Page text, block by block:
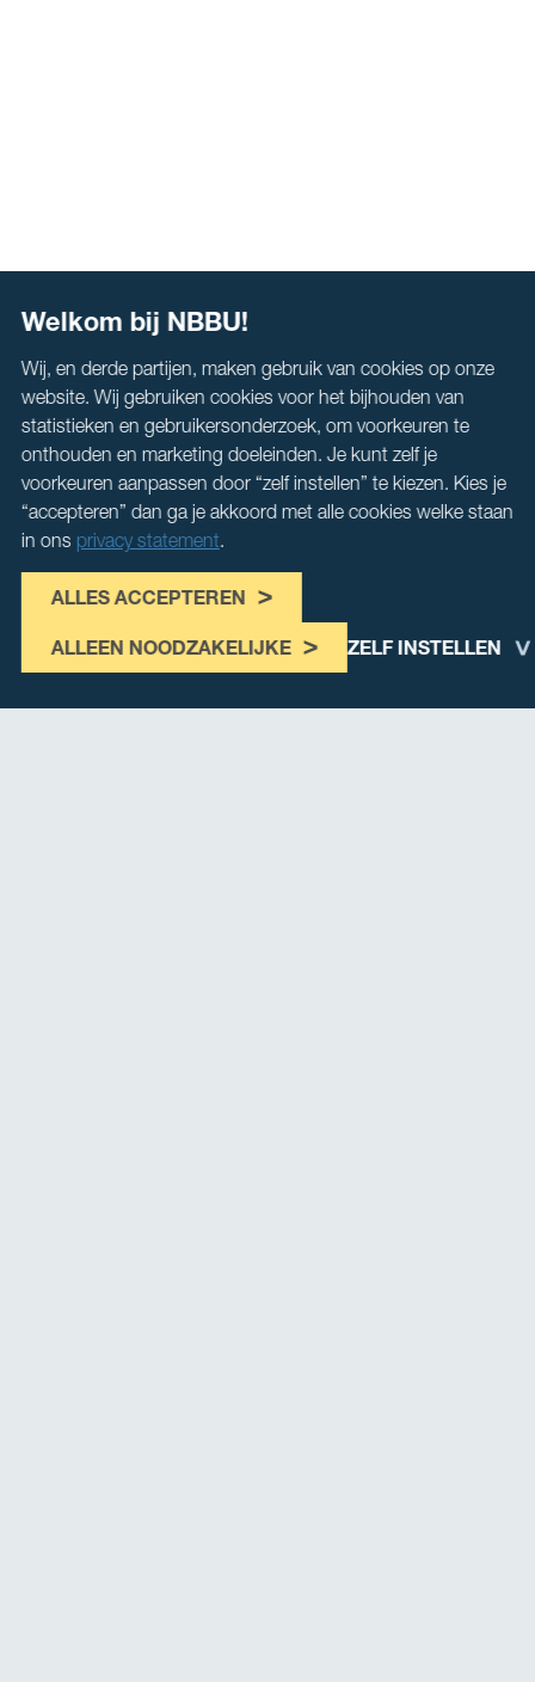
Welkom bij NBBU!
Wij, en derde partijen, maken gebruik van cookies op onze
website. Wij gebruiken cookies voor het bijhouden van
statistieken en gebruikersonderzoek, om voorkeuren te
onthouden en marketing doeleinden. Je kunt zelf je
voorkeuren aanpassen door “zelf instellen” te kiezen. Kies je
“accepteren” dan ga je akkoord met alle cookies welke staan
in ons privacy statement.
ALLES ACCEPTEREN
ALLEEN NOODZAKELIJKE ZELF INSTELLEN